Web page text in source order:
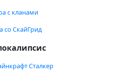
с кланами
со СкайГрид
Сталкер